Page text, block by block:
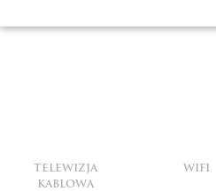
TELEWIZJA
KABLOWA
WIFI